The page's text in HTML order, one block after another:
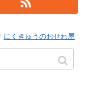
にくきゅうのおせわ屋